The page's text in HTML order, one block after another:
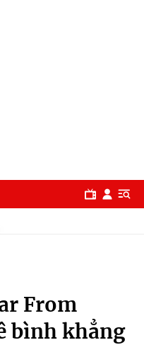
From
bình khẳng